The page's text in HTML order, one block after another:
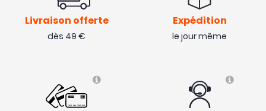
Livraison offerte
dès 49 €
Expédition
le jour même